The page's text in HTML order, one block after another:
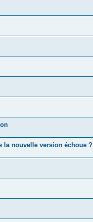
la nouvelle version échoue ?